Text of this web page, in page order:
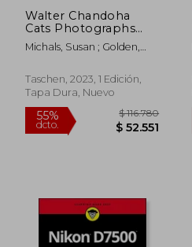
55% $ 192.198
Walter Chandoha
Cats Photographs
1942 2018 (en Inglés)
Michals, Susan ; Golden,
Taschen, 2023, 1 Edición,
Tapa Dura, Nuevo